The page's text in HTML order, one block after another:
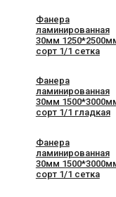
Фанера
ламинированная
30мм
сорт 1/1 сетка
Фанера
ламинированная
30мм
сорт 1/1 гладкая
Фанера
ламинированная
30мм
сорт 1/1 сетка